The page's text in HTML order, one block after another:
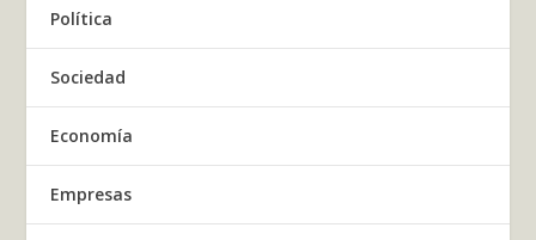
Política
Sociedad
Economía
Empresas